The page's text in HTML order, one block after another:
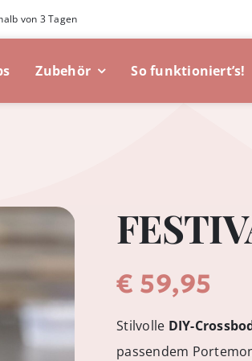
von 3 Tagen
Zubehör So funktioniert’s!
€ 59,95
Stilvolle DIY-
passendem